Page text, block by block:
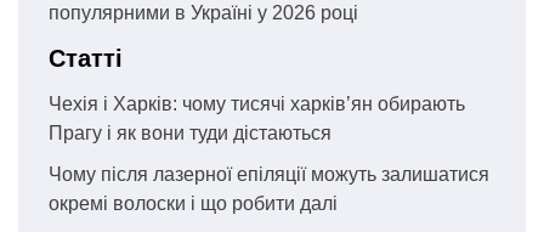
популярними в Україні у 2026 році
Статті
Чехія і Харків: чому тисячі харків’ян обирають
Прагу і як вони туди дістаються
Чому після лазерної епіляції можуть залишатися
окремі волоски і що робити далі